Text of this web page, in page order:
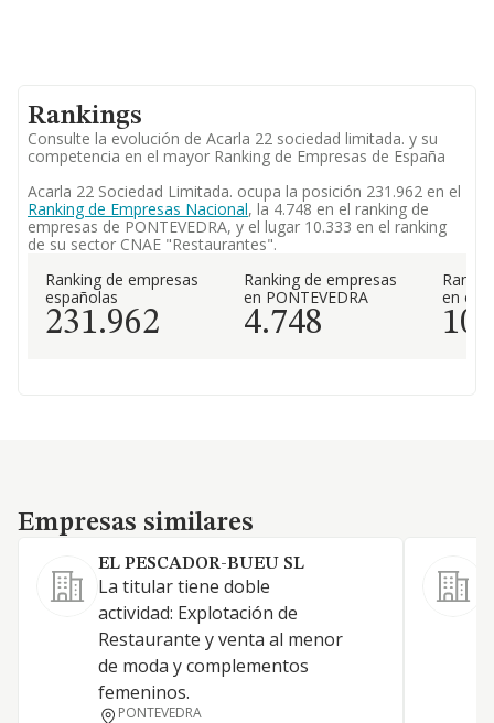
Rankings
Consulte la evolución de Acarla 22 sociedad limitada. y su
competencia en el mayor Ranking de Empresas de España
Acarla 22 Sociedad Limitada. ocupa la posición 231.962 en el
Ranking de Empresas Nacional, la 4.748 en el ranking de
empresas de PONTEVEDRA, y el lugar 10.333 en el ranking
de su sector CNAE "Restaurantes".
Ranking de empresas
españolas
231.962
Ranking de empresas
en PONTEVEDRA
4.748
en el
Empresas similares
Empresas similares
EL PESCADOR-BUEU SL
La titular tiene doble
actividad: Explotación de
Restaurante y venta al menor
de moda y complementos
femeninos.
PONTEVEDRA